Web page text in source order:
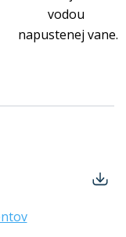
vodou
napustenej vane.